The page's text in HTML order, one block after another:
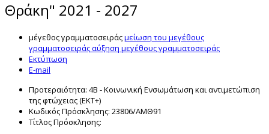
Θράκη" 2021 - 2027
μέγεθος γραμματοσειράςμείωση του μεγέθους
γραμματοσειράςαύξηση μεγέθους γραμματοσειράς
Εκτύπωση
E-mail
Προτεραιότητα: 4Β - Κοινωνική Ενσωμάτωση και αντιμετώπιση
της φτώχειας (ΕΚΤ+)
Κωδικός Πρόσκλησης: 23806/ΑΜΘ91
Τίτλος Πρόσκλησης: